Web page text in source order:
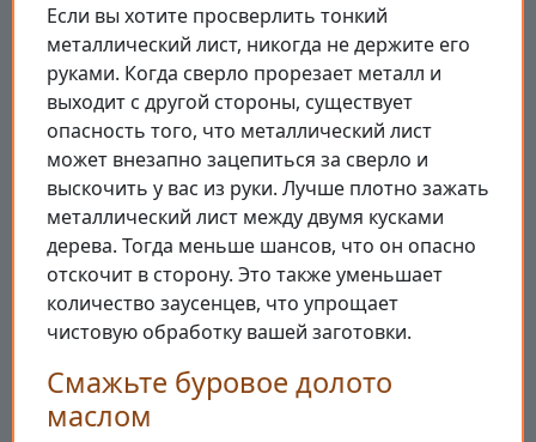
Если вы хотите просверлить тонкий
металлический лист, никогда не держите его
руками. Когда сверло прорезает металл и
выходит с другой стороны, существует
опасность того, что металлический лист
может внезапно зацепиться за сверло и
выскочить у вас из руки. Лучше плотно зажать
металлический лист между двумя кусками
дерева. Тогда меньше шансов, что он опасно
отскочит в сторону. Это также уменьшает
количество заусенцев, что упрощает
чистовую обработку вашей заготовки.
Смажьте буровое долото
маслом